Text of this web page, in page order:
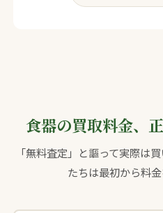
食器の買取料金、
「無料査定」と謳って実際は
たちは最初から料